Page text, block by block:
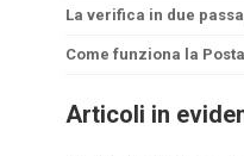
La verifica in due
Come funziona la
Articoli in